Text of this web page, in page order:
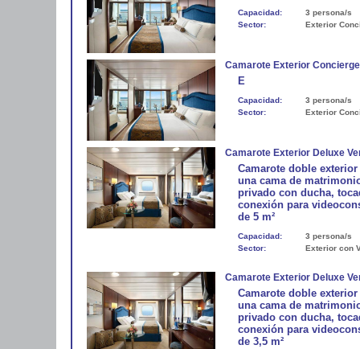
Capacidad:
3 persona/s
Sector:
Exterior
Camarote Exterior
E
Capacidad:
3 persona/s
Sector:
Exterior
Camarote Exterior Deluxe
Camarote doble
una cama de
privado con ducha,
conexión para
de 5 m²
Capacidad:
3 persona/s
Sector:
Exterior con
Camarote Exterior Deluxe
Camarote doble
una cama de
privado con ducha,
conexión para
de 3,5 m²